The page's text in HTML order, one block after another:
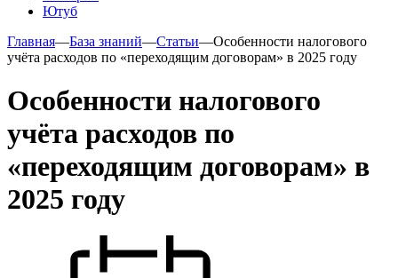
Ютуб
Главная—База знаний—Статьи—Особенности налогового
учёта расходов по «переходящим договорам» в 2025 году
Особенности налогового
учёта расходов по
«переходящим договорам» в
2025 году